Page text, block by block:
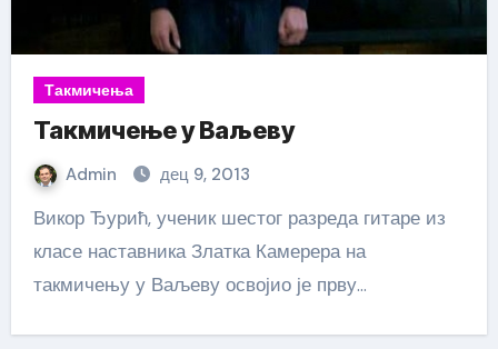
Такмичења
Такмичење у Ваљеву
Admin дец 9, 2013
Викор Ђурић, ученик шестог разреда гитаре из
класе наставника Златка Камерера на
такмичењу у Ваљеву освојио је прву…